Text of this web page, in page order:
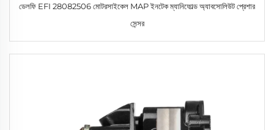
ডেলফি EFI 28082506 মোটরসাইকেল MAP ইনটেক ম্যানিফোল্ড অ্যাবসোলিউট প্রেশার
সেন্সর